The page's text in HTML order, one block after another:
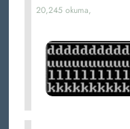
20,245 okuma,